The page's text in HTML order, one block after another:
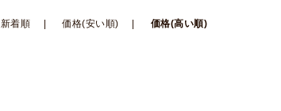
新着順 価格(安い順) 価格(高い順)